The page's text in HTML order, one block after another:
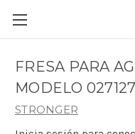
FRESA PARA
MODELO
STRONGER